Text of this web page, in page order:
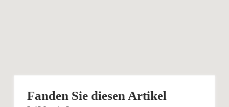
Fanden Sie diesen Artikel